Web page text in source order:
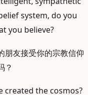
system, do you
you believe?
朋友接受你的宗教信仰
？
created the cosmos?